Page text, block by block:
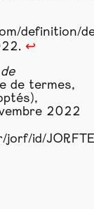
definition/
↩
de termes,
2022
jorf/id/